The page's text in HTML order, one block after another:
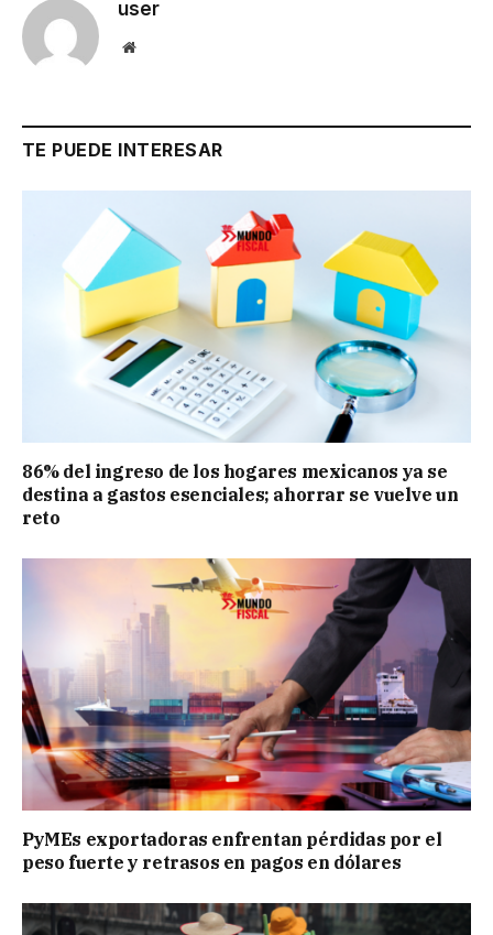
user
Website
TE PUEDE INTERESAR
86% del ingreso de los hogares mexicanos ya se
destina a gastos esenciales; ahorrar se vuelve un
reto
PyMEs exportadoras enfrentan pérdidas por el
peso fuerte y retrasos en pagos en dólares